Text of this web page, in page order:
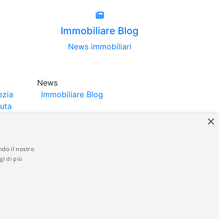
Immobiliare Blog
News immobiliari
News
Immobiliare Blog
×
il nostro
di più